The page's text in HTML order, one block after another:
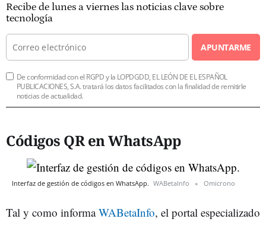
Recibe de lunes a viernes las noticias clave sobre
tecnología
APUNTARME
De conformidad con el RGPD y la LOPDGDD, EL LEÓN DE EL ESPAÑOL
PUBLICACIONES, S.A. tratará los datos facilitados con la finalidad de remitirle
noticias de actualidad.
Códigos QR en WhatsApp
Interfaz de gestión de códigos en WhatsApp. WABetaInfo Omicrono
Tal y como informaWABetaInfo, el portal especializado